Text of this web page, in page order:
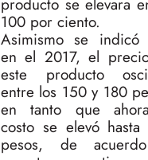
producto se elevara
100 por ciento.
Asimismo se indicó
en el 2017, el
este producto
entre los 150 y 180
en tanto que
costo se elevó
pesos, de